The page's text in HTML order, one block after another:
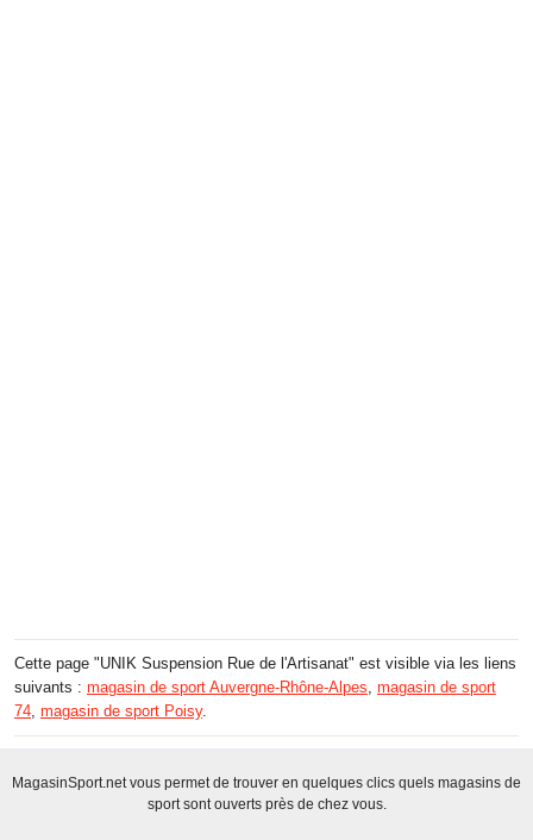
Cette page "UNIK Suspension Rue de l'Artisanat" est visible via les liens
suivants : magasin de sport Auvergne-Rhône-Alpes magasin de sport
74 magasin de sport Poisy.
MagasinSport.net vous permet de trouver en quelques clics quels magasins de
sport sont ouverts près de chez vous.